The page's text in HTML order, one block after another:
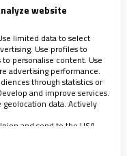
que está
es algo
histórica de la
hace un
de la
pertinente que,
website
limited data to select
Use profiles to
personalise content. Use
advertising performance.
through statistics or
and improve services.
data. Actively
and send to the USA.
to this website/app.